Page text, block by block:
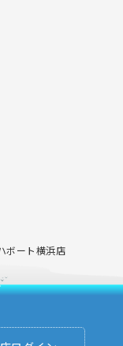
ボート横浜店